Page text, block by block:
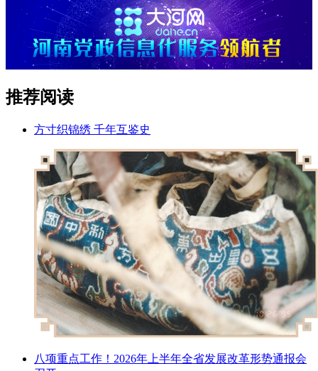
推荐阅读
方寸织锦绣 千年互鉴史
八项重点工作！2026年上半年全省发展改革形势通报会